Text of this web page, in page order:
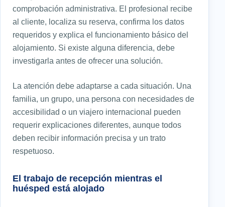
comprobación administrativa. El profesional recibe
al cliente, localiza su reserva, confirma los datos
requeridos y explica el funcionamiento básico del
alojamiento. Si existe alguna diferencia, debe
investigarla antes de ofrecer una solución.
La atención debe adaptarse a cada situación. Una
familia, un grupo, una persona con necesidades de
accesibilidad o un viajero internacional pueden
requerir explicaciones diferentes, aunque todos
deben recibir información precisa y un trato
respetuoso.
El trabajo de recepción mientras el
huésped está alojado